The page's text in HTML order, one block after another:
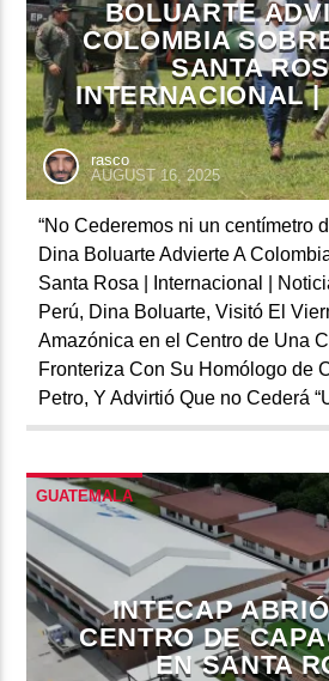
BOLUARTE
COLOMBIA
SANTA
INTERNACIONAL |
rasco
AUGUST 16, 2025
“No Cederemos ni un centímetro
Dina Boluarte Advierte A
Santa Rosa | Internacional |
Perú, Dina Boluarte, Visitó El
Amazónica en el Centro de Una
Fronteriza Con Su Homólogo de
Petro, Y Advirtió Que no Cederá
GUATEMALA
INTECAP
CENTRO DE
EN SANTA